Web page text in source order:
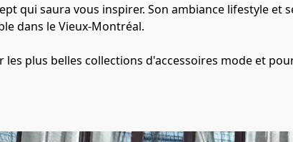
qui saura vous inspirer. Son ambiance lifestyle
dans le Vieux-Montréal.
les plus belles collections d'accessoires mode et